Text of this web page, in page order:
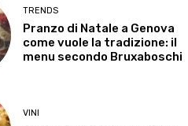
TRENDS
Pranzo di Natale a Genova
come vuole la tradizione: il
menu secondo Bruxaboschi
VINI